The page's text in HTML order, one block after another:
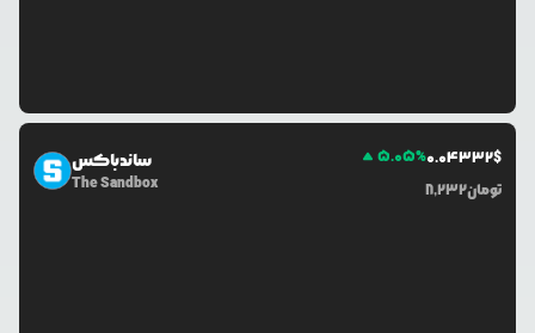
ساندباکس
The Sandbox
5.05%0.04332$
8,232تومان